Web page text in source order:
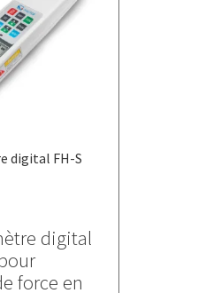
peuvent
produit
digital FH-S
digital
force en